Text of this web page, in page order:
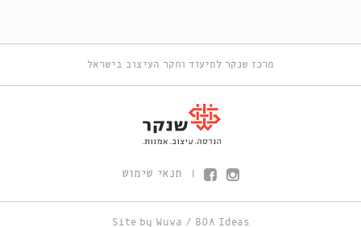
מרכז שנקר לתיעוד וחקר העיצוב בישראל
תנאי שימוש
Site by Wuwa / BOA Ideas